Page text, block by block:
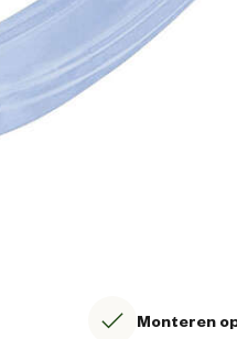
Monteren